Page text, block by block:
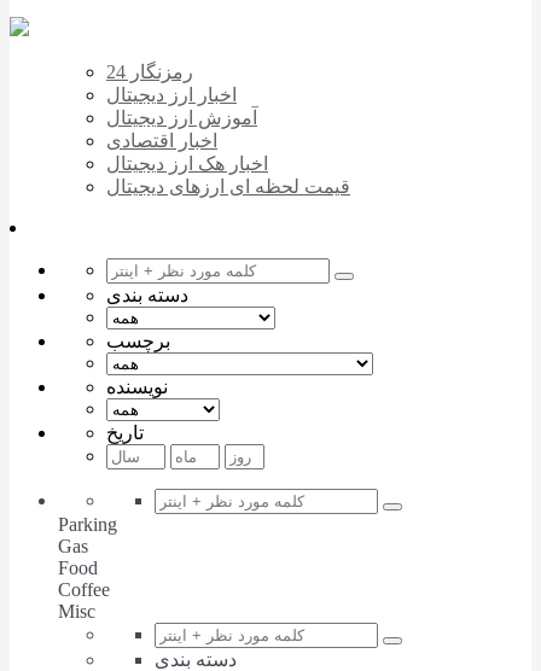
رمزنگار 24
اخبار ارز دیجیتال
آموزش ارز دیجیتال
اخبار اقتصادی
اخبار هک ارز دیجیتال
قیمت لحظه ای ارزهای دیجیتال
دسته بندی
برچسب
نویسنده
تاریخ
Parking
Gas
Food
Coffee
Misc
دسته بندی